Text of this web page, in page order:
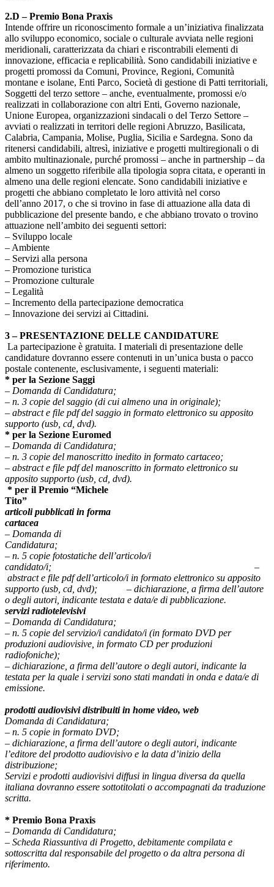
2.D – Premio Bona Praxis
Intende offrire un riconoscimento formale a un’iniziativa finalizzata
allo sviluppo economico, sociale o culturale avviata nelle regioni
meridionali, caratterizzata da chiari e riscontrabili elementi di
innovazione, efficacia e replicabilità. Sono candidabili iniziative e
progetti promossi da Comuni, Province, Regioni, Comunità
montane e isolane, Enti Parco, Società di gestione di Patti territoriali,
Soggetti del terzo settore – anche, eventualmente, promossi e/o
realizzati in collaborazione con altri Enti, Governo nazionale,
Unione Europea, organizzazioni sindacali o del Terzo Settore –
avviati o realizzati in territori delle regioni Abruzzo, Basilicata,
Calabria, Campania, Molise, Puglia, Sicilia e Sardegna. Sono da
ritenersi candidabili, altresì, iniziative e progetti multiregionali o di
ambito multinazionale, purché promossi – anche in partnership – da
almeno un soggetto riferibile alla tipologia sopra citata, e operanti in
almeno una delle regioni elencate. Sono candidabili iniziative e
progetti che abbiano completato le loro attività nel corso
dell’anno 2017, o che si trovino in fase di attuazione alla data di
pubblicazione del presente bando, e che abbiano trovato o trovino
attuazione nell’ambito dei seguenti settori:
– Sviluppo locale
– Ambiente
– Servizi alla persona
– Promozione turistica
– Promozione culturale
– Legalità
– Incremento della partecipazione democratica
– Innovazione dei servizi ai Cittadini.
3 – PRESENTAZIONE DELLE CANDIDATURE
La partecipazione è gratuita. I materiali di presentazione delle
candidature dovranno essere contenuti in un’unica busta o pacco
postale contenente, esclusivamente, i seguenti materiali:
* per la Sezione Saggi
– Domanda di Candidatura;
– n. 3 copie del saggio (di cui almeno una in originale);
– abstract e file pdf del saggio in formato elettronico su apposito
supporto (usb, cd, dvd).
* per la Sezione Euromed
– Domanda di Candidatura;
– n. 3 copie del manoscritto inedito in formato cartaceo;
– abstract e file pdf del manoscritto in formato elettronico su
apposito supporto (usb, cd, dvd).
* per il Premio “Michele
Tito”
articoli pubblicati in forma
cartacea
– Domanda di
– n. 5 copie fotostatiche dell’articolo/i
candidato/i;
–
abstract e file pdf dell’articolo/i in formato elettronico su apposito
supporto (usb, cd, dvd); – dichiarazione, a firma dell’autore
o degli autori, indicante testata e data/e di pubblicazione.
servizi radiotelevisivi
– Domanda di Candidatura;
– n. 5 copie del servizio/i candidato/i (in formato DVD per
produzioni audiovisive, in formato CD per produzioni
radiofoniche);
– dichiarazione, a firma dell’autore o degli autori, indicante la
testata per la quale i servizi sono stati mandati in onda e data/e di
emissione.
prodotti audiovisivi distribuiti in home video, web
Domanda di Candidatura;
– n. 5 copie in formato DVD;
– dichiarazione, a firma dell’autore o degli autori, indicante
l’editore del prodotto audiovisivo e la data d’inizio della
distribuzione;
Servizi e prodotti audiovisivi diffusi in lingua diversa da quella
italiana dovranno essere sottotitolati o accompagnati da traduzione
scritta.
* Premio Bona Praxis
– Domanda di Candidatura;
– Scheda Riassuntiva di Progetto, debitamente compilata e
sottoscritta dal responsabile del progetto o da altra persona di
riferimento.